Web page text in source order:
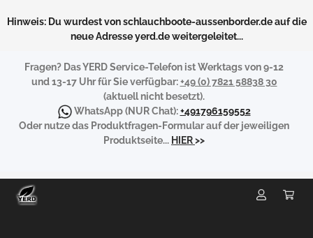
Hinweis: Du wurdest von schlauchboote-aussenborder.de auf die
neue Adresse yerd.de weitergeleitet...
Fragen? Das YERD Service-Telefon ist Werktags von 9-12
und 13-17 Uhr für Sie verfügbar:+49 (0) 7821 58838 30
(aktuell nicht besetzt).
WhatsApp(NUR Chat):+491796159552
Oder nutze das Produktfragen-Formular auf der jeweiligen
Produktseite... HIER>>